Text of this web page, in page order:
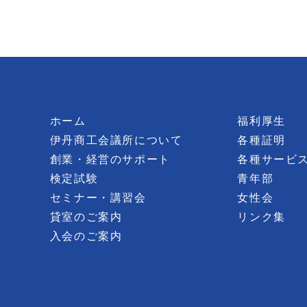
ホーム
伊丹商工会議所について
創業・経営のサポート
検定試験
セミナー・講習会
貸室のご案内
入会のご案内
福利厚生
各種証明
各種サービ
青年部
女性会
リンク集